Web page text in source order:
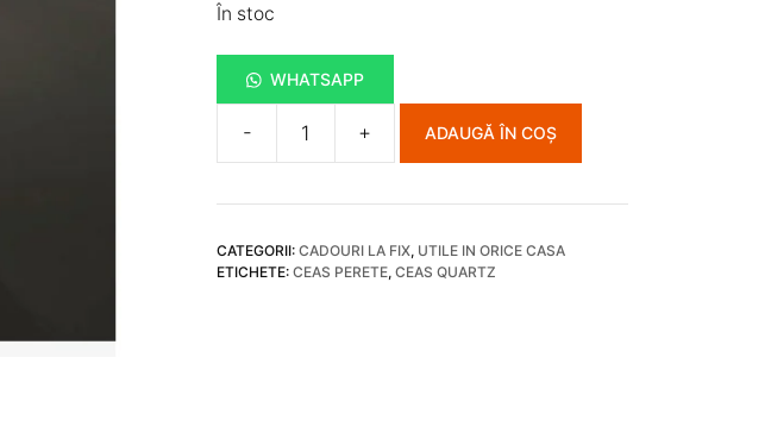
În stoc
WHATSAPP
-
De
LIRAS
+ ADAUGĂ ÎN COȘ
CATEGORII:CADOURI LA FIX, UTILE IN ORICE CASA
ETICHETE:CEAS PERETE,CEAS QUARTZ